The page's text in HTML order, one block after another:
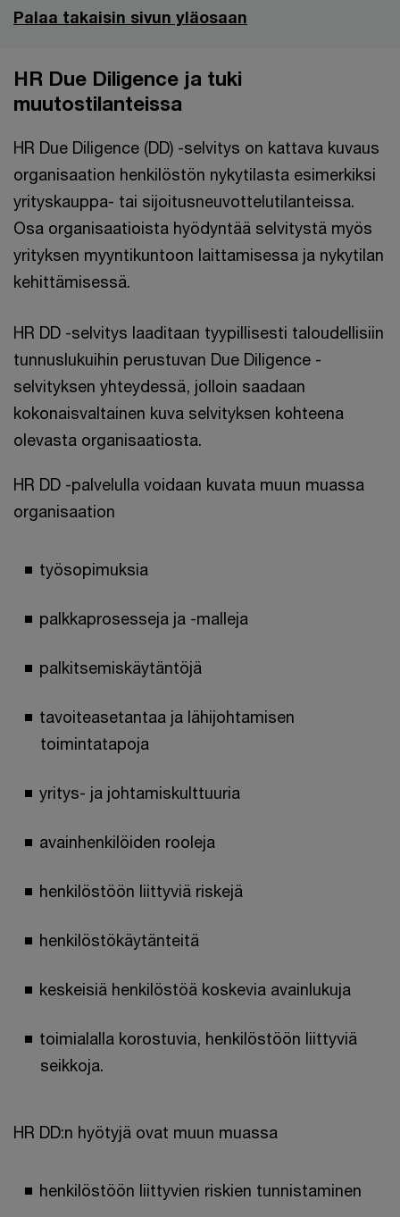
Palaa takaisin sivun yläosaan
HR Due Diligence ja tuki
muutostilanteissa
HR Due Diligence (DD) -selvitys on kattava kuvaus
organisaation henkilöstön nykytilasta esimerkiksi
yrityskauppa- tai sijoitusneuvottelutilanteissa.
Osa organisaatioista hyödyntää selvitystä myös
yrityksen myyntikuntoon laittamisessa ja nykytilan
kehittämisessä.
HR DD -selvitys laaditaan tyypillisesti taloudellisiin
tunnuslukuihin perustuvan Due Diligence -
selvityksen yhteydessä, jolloin saadaan
kokonaisvaltainen kuva selvityksen kohteena
olevasta organisaatiosta.
HR DD -palvelulla voidaan kuvata muun muassa
organisaation
työsopimuksia
palkkaprosesseja ja -malleja
palkitsemiskäytäntöjä
tavoiteasetantaa ja lähijohtamisen
toimintatapoja
yritys- ja johtamiskulttuuria
avainhenkilöiden rooleja
henkilöstöön liittyviä riskejä
henkilöstökäytänteitä
keskeisiä henkilöstöä koskevia avainlukuja
toimialalla korostuvia, henkilöstöön liittyviä
seikkoja.
HR DD:n hyötyjä ovat muun muassa
henkilöstöön liittyvien riskien tunnistaminen